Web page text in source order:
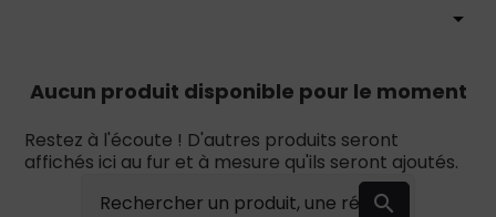

Aucun produit disponible pour le moment
Restez à l'écoute ! D'autres produits seront
affichés ici au fur et à mesure qu'ils seront ajoutés.
